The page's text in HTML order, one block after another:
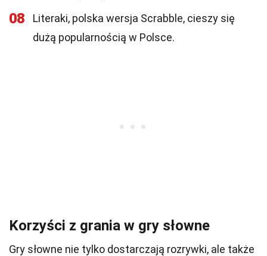
08
Literaki, polska wersja Scrabble, cieszy się
dużą popularnością w Polsce.
Korzyści z grania w gry słowne
Gry słowne nie tylko dostarczają rozrywki, ale także